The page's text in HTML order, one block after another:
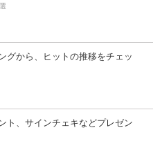
グから、ヒットの推移をチェッ
ト、サインチェキなどプレゼン